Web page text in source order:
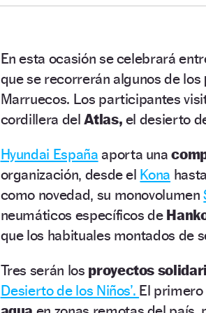
En esta ocasión se celebrará
que se recorrerán algunos de los
Marruecos. Los participantes
cordillera delAtlas, el desierto
Hyundai España aporta una
organización, desde el Kona
como novedad, su monovolumen
neumáticos específicos de
que los habituales montados de
Tres serán los proyectos
Desierto de los Niños’. El